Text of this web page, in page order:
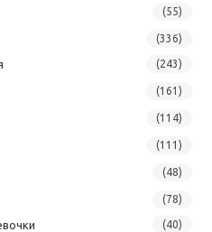
(55)
(336)
(243)
(161)
(114)
(111)
(48)
(78)
(40)